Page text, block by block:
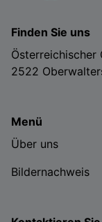
Finden Sie uns
Österreichischer
2522
Menü
Über uns
Bildernachweis